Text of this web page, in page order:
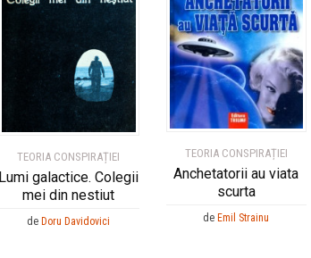
TEORIA CONSPIRAȚIEI
Lumi galactice. Colegii
mei din nestiut
de Doru Davidovici
TEORIA CONSPIRAȚIEI
Anchetatorii au viata
scurta
de Emil Strainu